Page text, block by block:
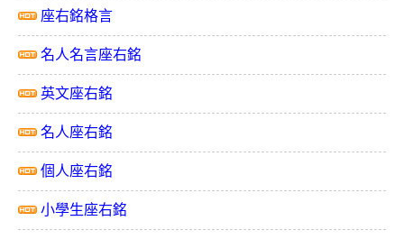
座右銘格言
名人名言座右銘
英文座右銘
名人座右銘
個人座右銘
小學生座右銘